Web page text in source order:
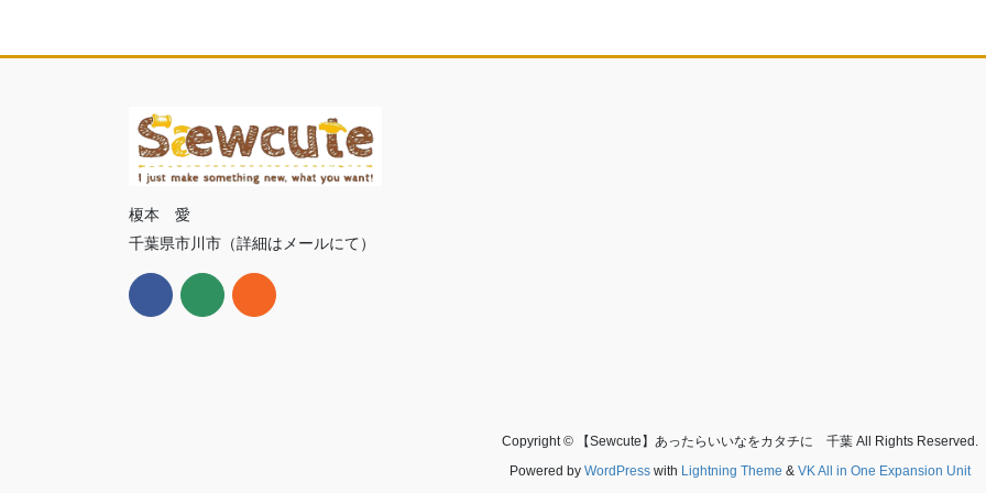
榎本 愛
千葉県市川市（詳細はメールにて）
Copyright © 【Sewcute】あったらいいなをカタチに 千葉 All Rights Reserved.
Powered by WordPresswith Lightning Theme & VK All in One Expansion Unit